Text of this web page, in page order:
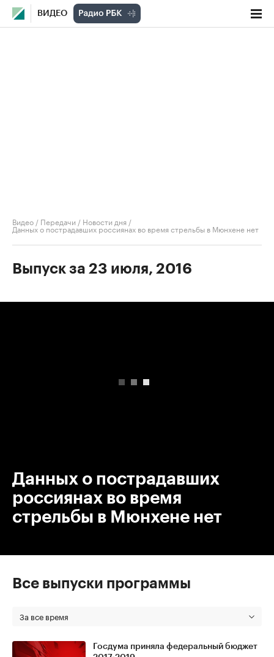
ВИДЕО
Видео / Передачи / Новости дня /
Данных о пострадавших россиянах во время стрельбы в Мюнхене нет
Выпуск за 23 июля, 2016
Данных о пострадавших
россиянах во время
стрельбы в Мюнхене нет
Все выпуски программы
За все время
Госдума приняла федеральный бюджет